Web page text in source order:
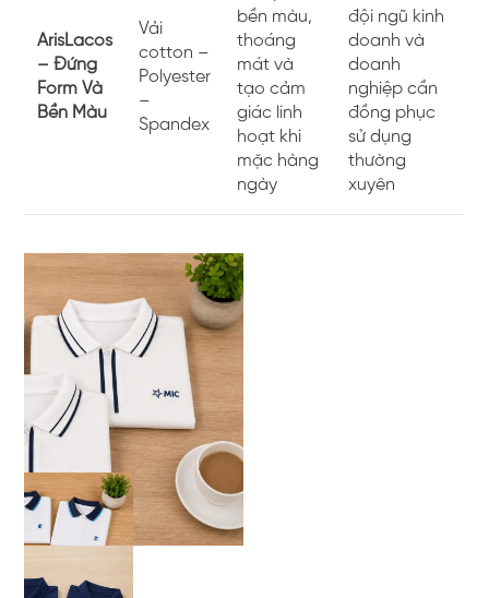
ArisLacos
– Đứng
Form Và
Bền Màu
Vải
cotton –
Polyester
–
Spandex
bền màu,
thoáng
mát và
tạo cảm
giác linh
hoạt khi
mặc hàng
ngày
đội ngũ kinh
doanh và
doanh
nghiệp cần
đồng phục
sử dụng
thường
xuyên